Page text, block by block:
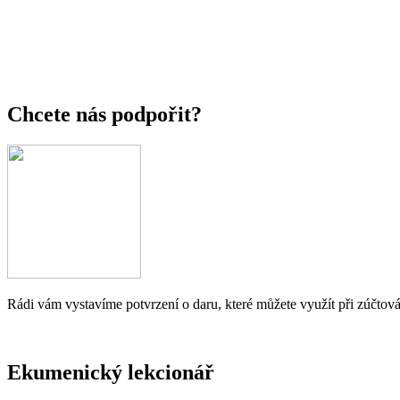
Chcete nás podpořit?
Rádi vám vystavíme potvrzení o daru, které můžete využít při
Ekumenický lekcionář